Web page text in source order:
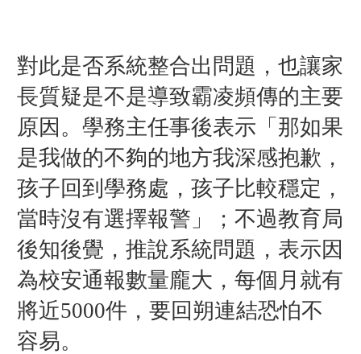
對此是否系統整合出問題，也讓家
長質疑是不是導致霸凌頻傳的主要
原因。學務主任事後表示「那如果
是我做的不夠的地方我深感抱歉，
孩子回到學務處，孩子比較穩定，
當時沒有選擇報警」；不過教育局
後知後覺，推說系統問題，表示因
為校安通報數量龐大，每個月就有
將近5000件，要回朔連結恐怕不
容易。